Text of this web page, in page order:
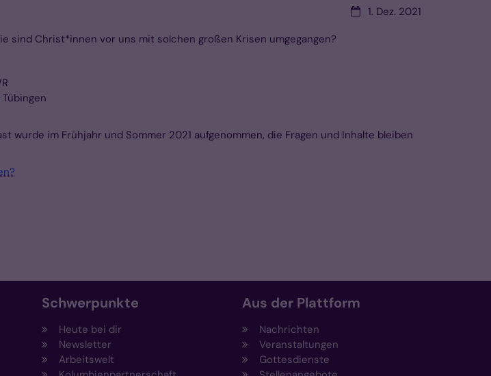
Datum:1. Dez. 2021
sind Christ*innen vor uns mit solchen großen Krisen umgegangen?
wurde im Frühjahr und Sommer 2021 aufgenommen, die Fragen und Inhalte bleiben
Schwerpunkte
Heute bei dir
Newsletter
Arbeitswelt
Aus der Plattform
Nachrichten
Veranstaltungen
Gottesdienste